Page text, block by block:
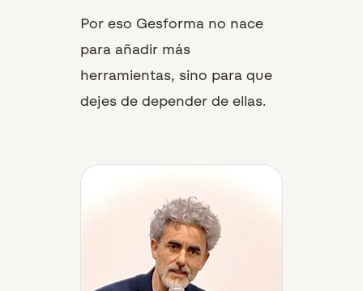
Por eso Gesforma no nace
para añadir más
herramientas, sino para que
dejes de depender de ellas.